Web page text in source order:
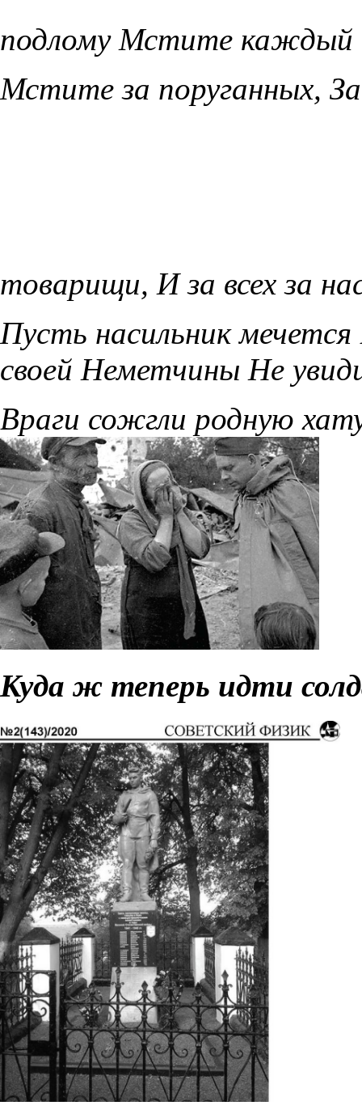
подлому Мстите каждый
Мстите за поруганных,
товарищи, И за всех за
Пусть насильник
своей Неметчины Не
Враги сожгли родную
Куда ж теперь идти